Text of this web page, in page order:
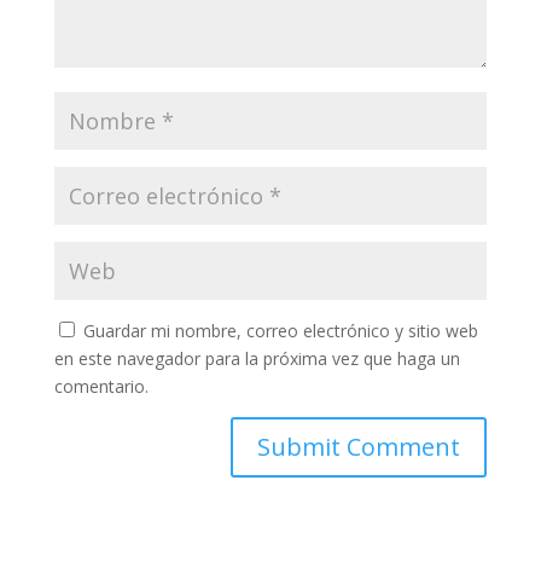
Guardar mi nombre, correo electrónico y sitio web
en este navegador para la próxima vez que haga un
comentario.